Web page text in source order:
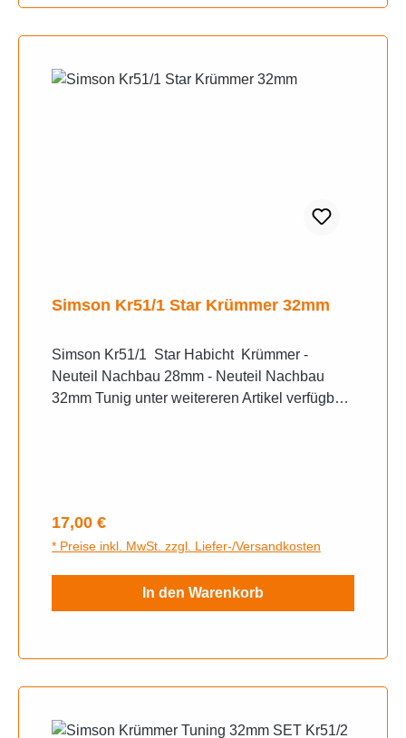
Simson Kr51/1 Star Krümmer 32mm
Simson Kr51/1 Star Habicht Krümmer -
Neuteil Nachbau 28mm - Neuteil Nachbau
32mm Tunig unter weitereren Artikel verfügbar
Abschluss des Warenkorbes den
Versandwiderruf Rückgabe 14Tage
Regulärer Preis:
17,00 €
* Preise inkl. MwSt. zzgl. Liefer-/Versandkosten
In den Warenkorb